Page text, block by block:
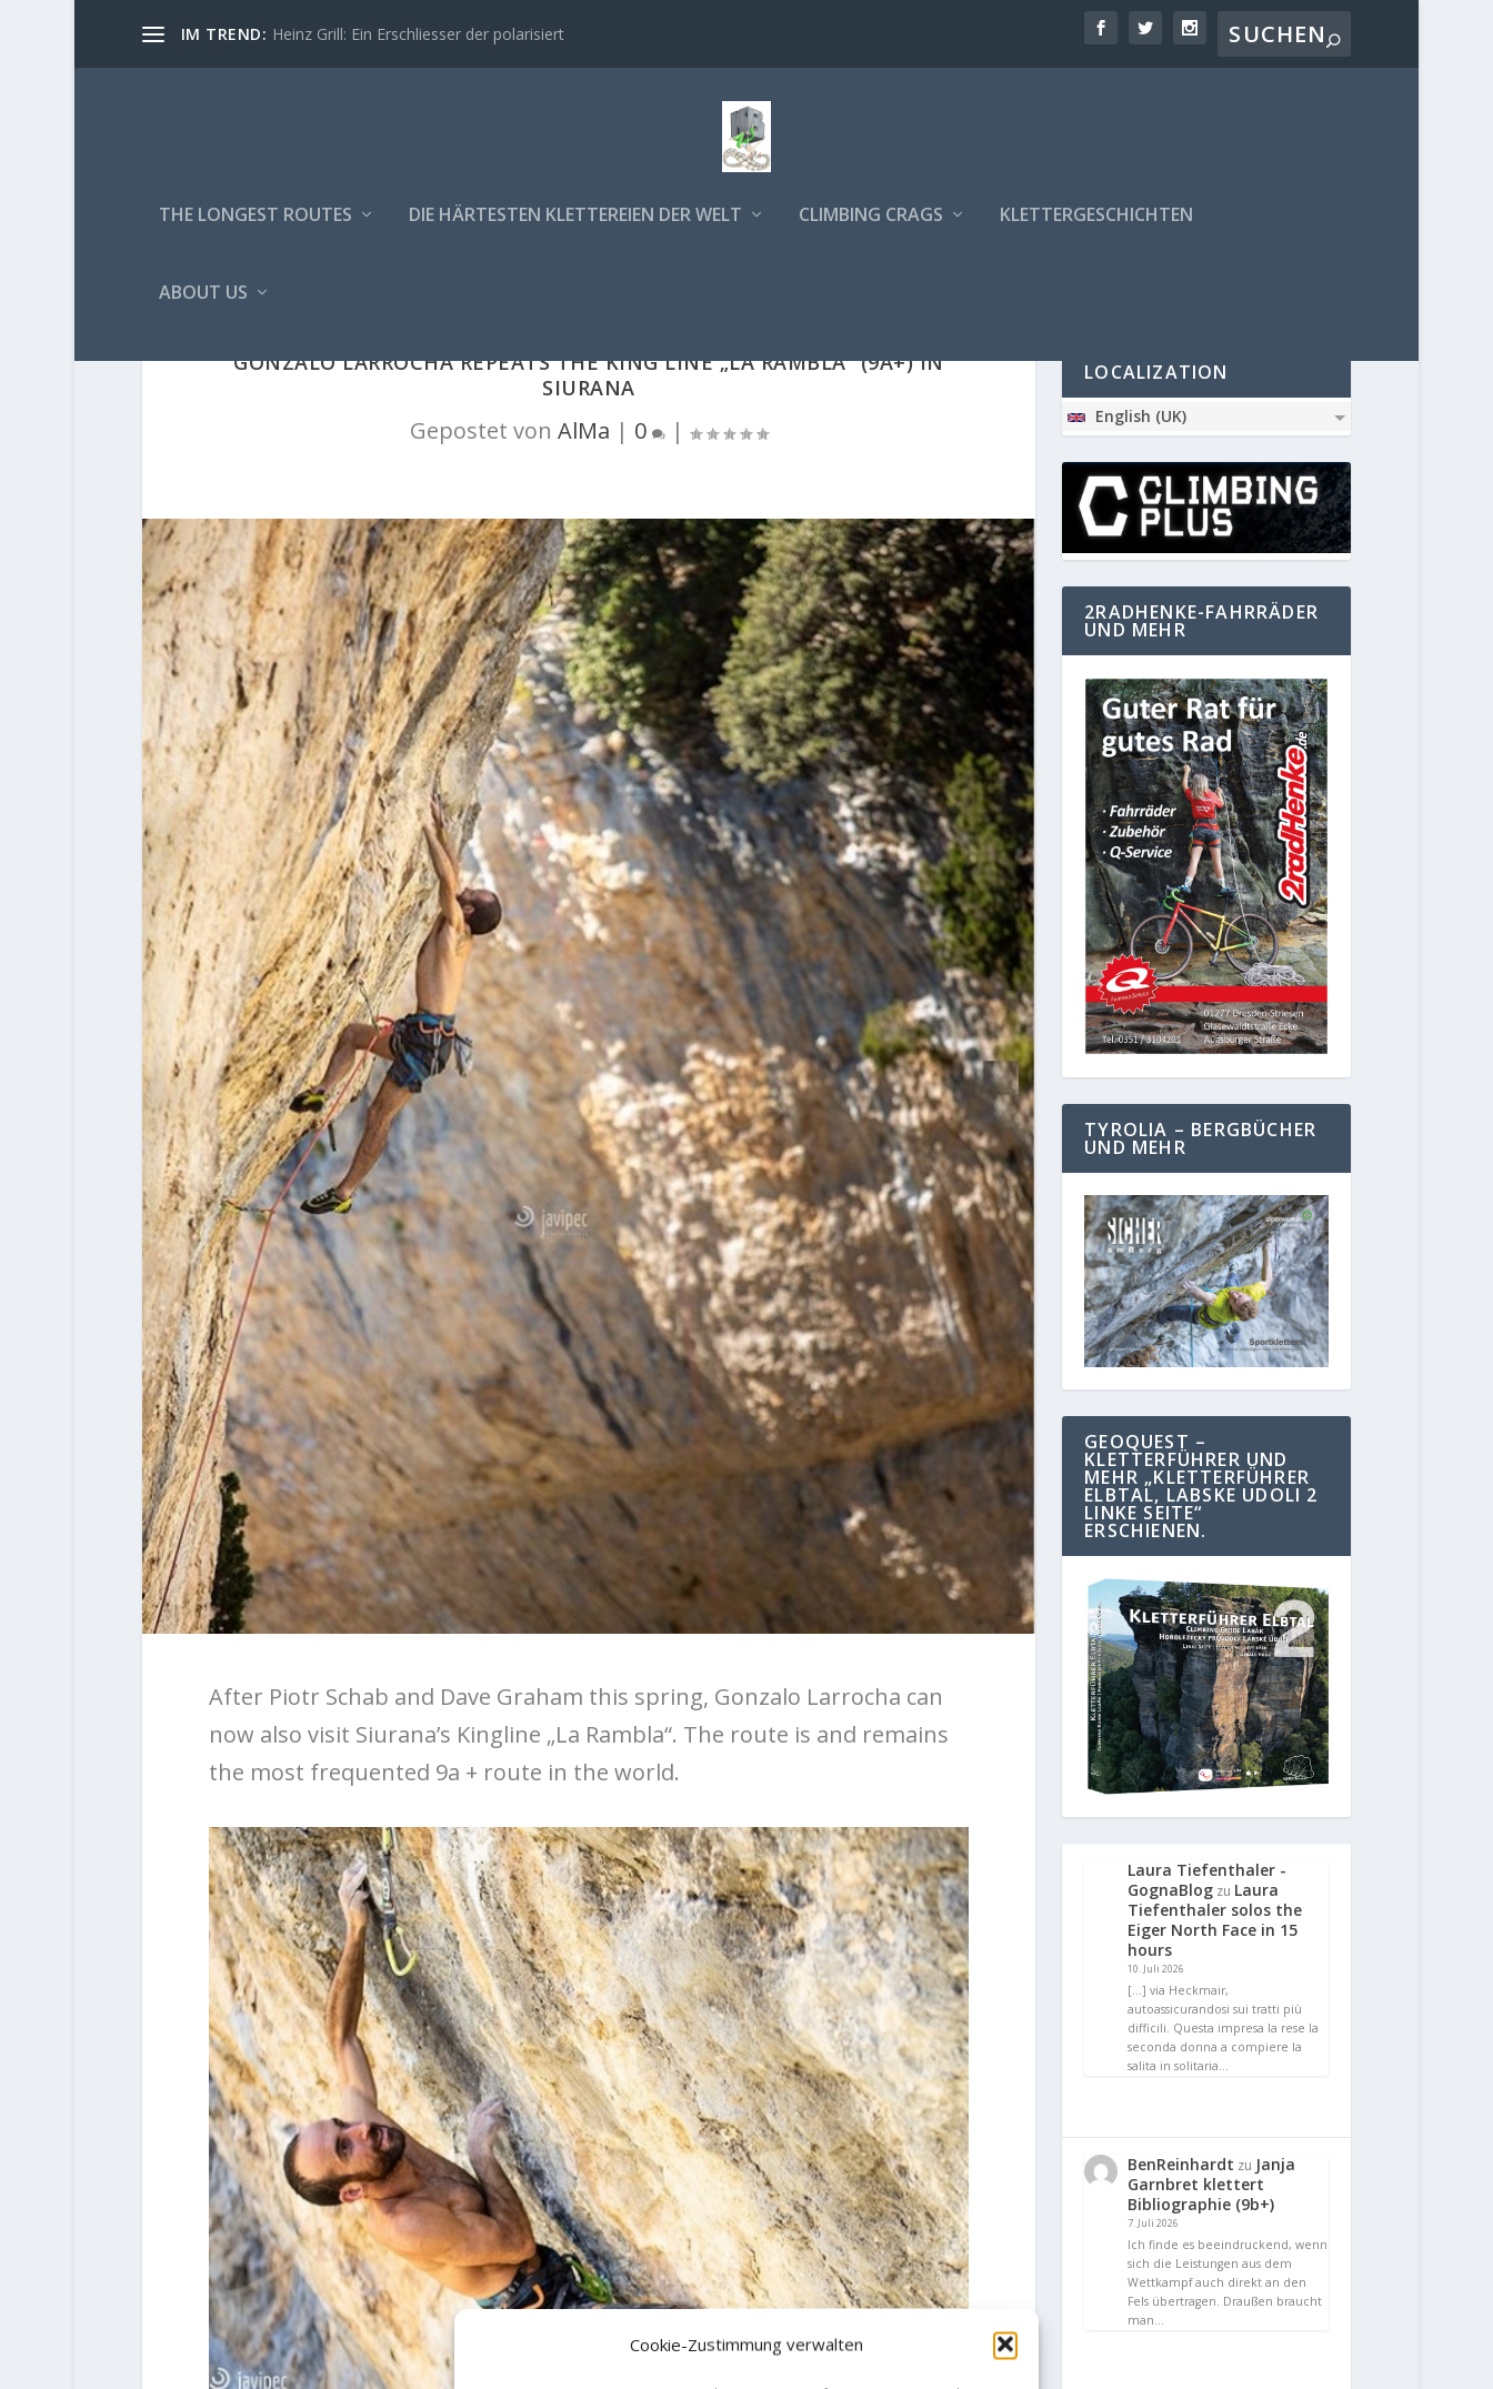
Cookie-Zustimmung verwalten
IM TREND: Heinz Grill: Ein Erschliesser der polarisiert
THE LONGEST ROUTES DIE HÄRTESTEN KLETTEREIEN DER WELT CLIMBING CRAGS KLETTERGESCHICHTEN
ABOUT US
GONZALO LARROCHA REPEATS THE KING LINE „LA RAMBLA“ (9A+) IN
SIURANA
Gepostet von AlMa | 0 |
After Piotr Schab and Dave Graham this spring, Gonzalo Larrocha can
now also visit Siurana’s Kingline „La Rambla“. The route is and remains
the most frequented 9a + route in the world.
LOCALIZATION
English (UK)
2RADHENKE-FAHRRÄDER
UND MEHR
TYROLIA – BERGBÜCHER
UND MEHR
GEOQUEST –
KLETTERFÜHRER UND
MEHR „KLETTERFÜHRER
ELBTAL, LABSKE UDOLI 2
LINKE SEITE“
ERSCHIENEN.
Laura Tiefenthaler -
GognaBlog zu Laura
Tiefenthaler solos the
Eiger North Face in 15
hours
10. Juli 2026
[…] via Heckmair,
autoassicurandosi sui tratti più
difficili. Questa impresa la rese la
seconda donna a compiere la
salita in solitaria…
BenReinhardt zu Janja
Garnbret klettert
Bibliographie (9b+)
7. Juli 2026
Ich finde es beeindruckend, wenn
sich die Leistungen aus dem
Wettkampf auch direkt an den
Fels übertragen. Draußen braucht
man…